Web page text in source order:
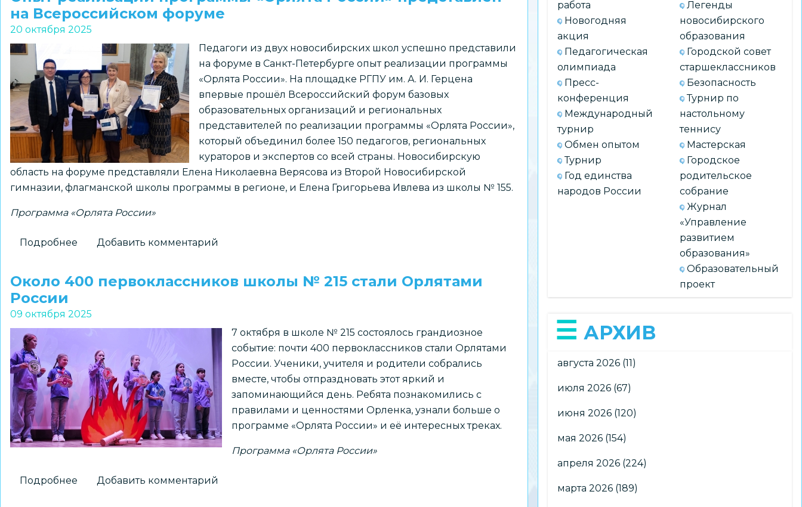
Ленинского
района
стали
Орлятами
России
на Всероссийском форуме
20 октября 2025
Педагоги из двух новосибирских школ успешно представили
на форуме в Санкт-Петербурге опыт реализации программы
«Орлята России». На площадке РГПУ им. А. И. Герцена
впервые прошёл Всероссийский форум базовых
образовательных организаций и региональных
представителей по реализации программы «Орлята России»,
который объединил более 150 педагогов, региональных
кураторов и экспертов со всей страны. Новосибирскую
область на форуме представляли Елена Николаевна Верясова из Второй Новосибирской
гимназии, флагманской школы программы в регионе, и Елена Григорьева Ивлева из школы № 155.
Программа «Орлята России»
Подробнее
реализации
программы
России»
Всероссийском
форуме
Добавить комментарий
Около 400 первоклассников школы № 215 стали Орлятами
России
09 октября 2025
7 октября в школе № 215 состоялось грандиозное
событие: почти 400 первоклассников стали Орлятами
России. Ученики, учителя и родители собрались
вместе, чтобы отпраздновать этот яркий и
запоминающийся день. Ребята познакомились с
правилами и ценностями Орленка, узнали больше о
программе «Орлята России» и её интересных треках.
Программа «Орлята России»
Подробнее Добавить комментарий
работа
Новогодняя
акция
Педагогическая
олимпиада
Пресс-
конференция
Международный
турнир
Обмен опытом
Турнир
Год единства
народов России
Легенды
новосибирского
образования
Городской совет
старшеклассников
Безопасность
Турнир по
настольному
теннису
Мастерская
Городское
родительское
собрание
Журнал
«Управление
развитием
образования»
Образовательный
проект
АРХИВ
августа 2026 (11)
июля 2026 (67)
июня 2026 (120)
мая 2026 (154)
апреля 2026 (224)
марта 2026 (189)